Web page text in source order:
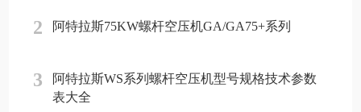
2 阿特拉斯75KW螺杆空压机GA/GA75+系列
3
阿特拉斯WS系列螺杆空压机型号规格技术参数
表大全